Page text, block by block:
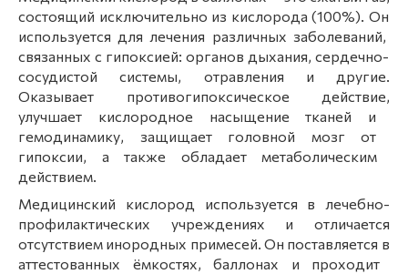
состоящий исключительно из кислорода (100%). Он
используется для лечения различных заболеваний,
связанных с гипоксией: органов дыхания, сердечно-
сосудистой системы, отравления и другие.
Оказывает противогипоксическое действие,
улучшает кислородное насыщение тканей и
гемодинамику, защищаетголовной мозг от
гипоксии, а также обладаетметаболическим
действием.
Медицинский кислород используется в лечебно-
профилактических учреждениях и отличается
отсутствием инородных примесей. Он поставляется в
аттестованных ёмкостях, баллонах и проходит